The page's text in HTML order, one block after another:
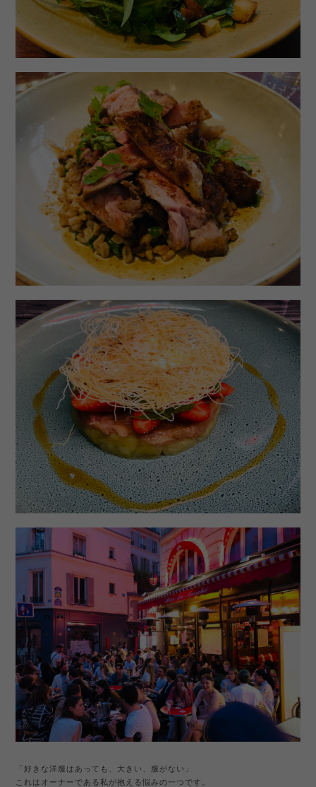
「好きな洋服はあっても、大きい、服がない」
これはオーナーである私が抱える悩みの一つです。